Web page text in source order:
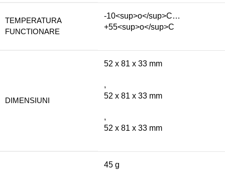
TEMPERATURA
FUNCTIONARE
-10<sup>o</sup>C…
+55<sup>o</sup>C
DIMENSIUNI
52 x 81 x 33 mm
,
52 x 81 x 33 mm
,
52 x 81 x 33 mm
45 g